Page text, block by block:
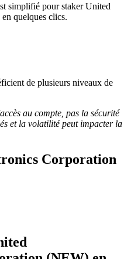
simplifié pour staker United
quelques clics.
de plusieurs niveaux de
au compte, pas la sécurité
et la volatilité peut impacter la
Corporation